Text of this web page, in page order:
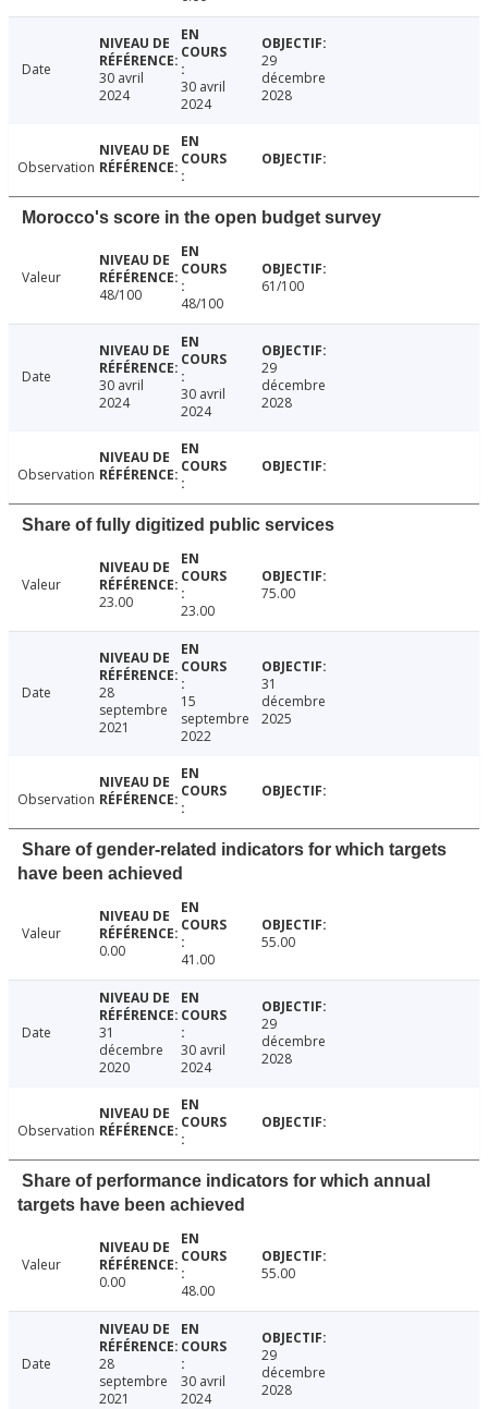
Date
30 avril
2024
30 avril
2024
29
décembre
2028
Observation
Morocco's score in the open budget survey
Valeur
48/100
48/100
61/100
Date
30 avril
2024
30 avril
2024
29
décembre
2028
Observation
Share of fully digitized public services
Valeur
23.00
23.00
75.00
Date
28
septembre
2021
15
septembre
2022
31
décembre
2025
Observation
Share of gender-related indicators for which targets
have been achieved
Valeur
0.00
41.00
55.00
Date
31
décembre
2020
30 avril
2024
29
décembre
2028
Observation
Share of performance indicators for which annual
targets have been achieved
Valeur
0.00
48.00
55.00
Date
28
septembre
2021
30 avril
2024
29
décembre
2028